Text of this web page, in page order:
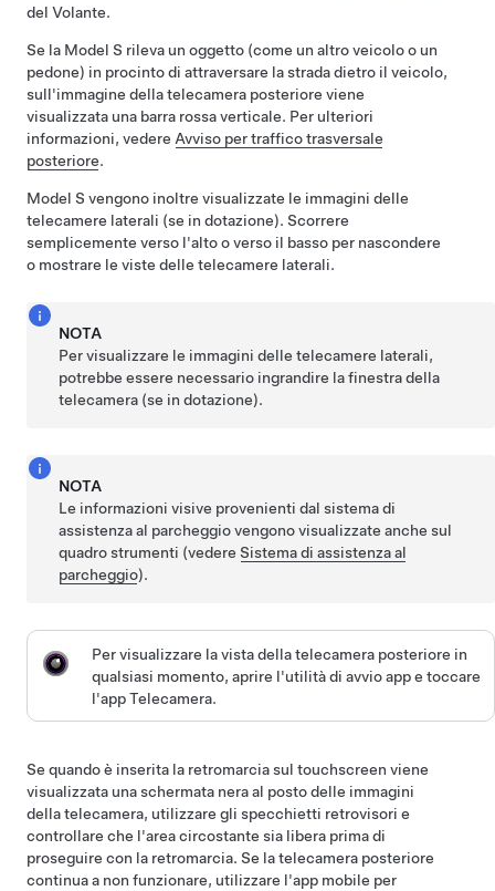
del Volante.
Se la Model S rileva un oggetto (come un altro veicolo o un
pedone) in procinto di attraversare la strada dietro il veicolo,
sull'immagine della telecamera posteriore viene
visualizzata una barra rossa verticale. Per ulteriori
informazioni, vedere Avviso per traffico trasversale
posteriore.
Model S vengono inoltre visualizzate le immagini delle
telecamere laterali (se in dotazione). Scorrere
semplicemente verso l'alto o verso il basso per nascondere
o mostrare le viste delle telecamere laterali.
NOTA
Per visualizzare le immagini delle telecamere laterali,
potrebbe essere necessario ingrandire la finestra della
telecamera (se in dotazione).
NOTA
Le informazioni visive provenienti dal sistema di
assistenza al parcheggio vengono visualizzate anche sul
quadro strumenti (vedereSistema di assistenza al
parcheggio).
Per visualizzare la vista della telecamera posteriore in
qualsiasi momento, aprire l'utilità di avvio app e toccare
l'app Telecamera.
Se quando è inserita la retromarcia sul touchscreen viene
visualizzata una schermata nera al posto delle immagini
della telecamera, utilizzare gli specchietti retrovisori e
controllare che l'area circostante sia libera prima di
proseguire con la retromarcia. Se la telecamera posteriore
continua a non funzionare, utilizzare l'app mobile per